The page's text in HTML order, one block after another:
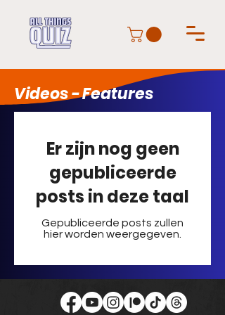
Videos - Features
Er zijn nog geen
gepubliceerde
posts in deze taal
Gepubliceerde posts zullen
hier worden weergegeven.